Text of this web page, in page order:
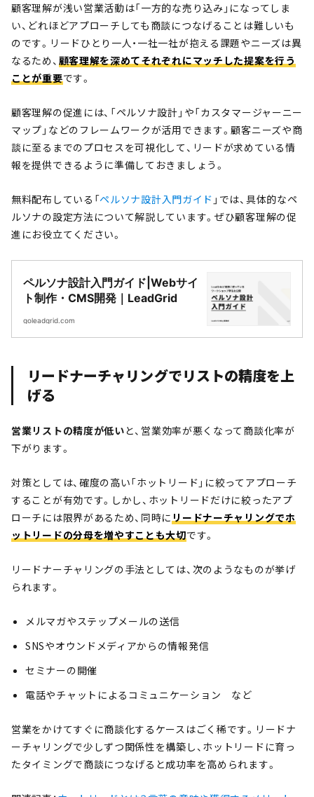
顧客理解が浅い営業活動は「一方的な売り込み」になってしま
い、どれほどアプローチしても商談につなげることは難しいも
のです。リードひとり一人・一社一社が抱える課題やニーズは異
なるため、 顧客理解を深めてそれぞれにマッチした提案を行う
ことが重要です。
顧客理解の促進には、「ペルソナ設計」や「カスタマージャーニー
マップ」などのフレームワークが活用できます。顧客ニーズや商
談に至るまでのプロセスを可視化して、リードが求めている情
報を提供できるように準備しておきましょう。
無料配布している「ペルソナ設計入門ガイド 」では、具体的なペ
ルソナの設定方法について解説しています。ぜひ顧客理解の促
進にお役立てください。
ペルソナ設計入門ガイド|Webサイ
ト制作・CMS開発｜LeadGrid
goleadgrid.com
リードナーチャリングでリストの精度を上
げる
営業リストの精度が低いと、営業効率が悪くなって商談化率が
下がります。
対策としては、確度の高い「ホットリード」に絞ってアプローチ
することが有効です。しかし、ホットリードだけに絞ったアプ
ローチには限界があるため、同時にリードナーチャリングでホ
ットリードの分母を増やすことも大切です。
リードナーチャリングの手法としては、次のようなものが挙げ
られます。
メルマガやステップメールの送信
SNSやオウンドメディアからの情報発信
セミナーの開催
電話やチャットによるコミュニケーション など
営業をかけてすぐに商談化するケースはごく稀です。リードナ
ーチャリングで少しずつ関係性を構築し、ホットリードに育っ
たタイミングで商談につなげると成功率を高められます。